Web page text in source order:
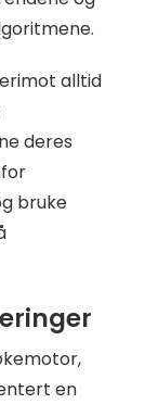
alltid
deres
bruke
en